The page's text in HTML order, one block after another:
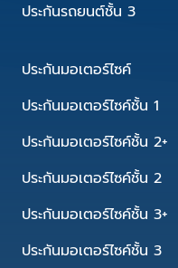
ประกันรถยนต์ชั้น 3
ประกันมอเตอร์ไซค์
ประกันมอเตอร์ไซค์ชั้น 1
ประกันมอเตอร์ไซค์ชั้น 2+
ประกันมอเตอร์ไซค์ชั้น 2
ประกันมอเตอร์ไซค์ชั้น 3+
ประกันมอเตอร์ไซค์ชั้น 3